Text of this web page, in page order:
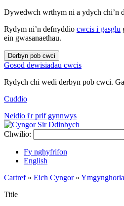
Dywedwch wrthym ni a ydych chi’n
Rydym ni’n defnyddio cwcis i gasglu
ein gwasanaethau.
Derbyn pob cwci
Gosod dewisiadau cwcis
Rydych chi wedi derbyn pob cwci.
Cuddio
Neidio i'r prif gynnwys
Chwilio:
Fy nghyfrifon
English
Cartref» Eich Cyngor»
Title